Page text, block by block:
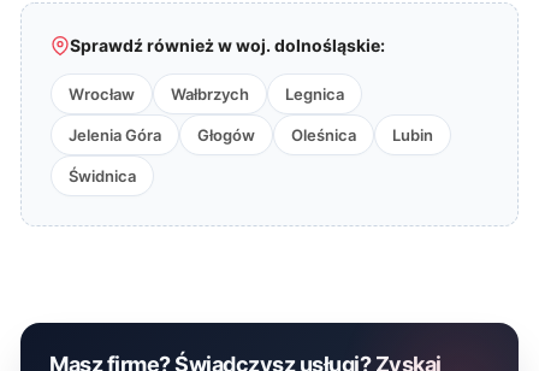
Sprawdź również w woj. dolnośląskie:
Wrocław Wałbrzych Legnica
Jelenia Góra Głogów Oleśnica Lubin
Świdnica
Masz firmę? Świadczysz usługi? Zyskaj